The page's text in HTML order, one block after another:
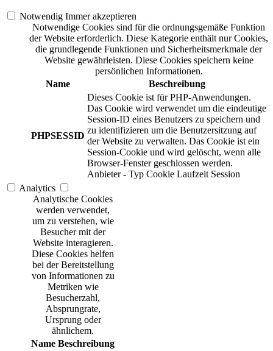
Notwendig Immer akzeptieren
Notwendige Cookies sind für die ordnungsgemäße Funktion
der Website erforderlich. Diese Kategorie enthält nur Cookies,
die grundlegende Funktionen und Sicherheitsmerkmale der
Website gewährleisten. Diese Cookies speichern keine
persönlichen Informationen.
Name
Beschreibung
PHPSESSID
Dieses Cookie ist für PHP-Anwendungen.
Das Cookie wird verwendet um die eindeutige
Session-ID eines Benutzers zu speichern und
zu identifizieren um die Benutzersitzung auf
der Website zu verwalten. Das Cookie ist ein
Session-Cookie und wird gelöscht, wenn alle
Browser-Fenster geschlossen werden.
Anbieter - Typ Cookie Laufzeit Session
Analytics
Analytische Cookies
werden verwendet,
um zu verstehen, wie
Besucher mit der
Website interagieren.
Diese Cookies helfen
bei der Bereitstellung
von Informationen zu
Metriken wie
Besucherzahl,
Absprungrate,
Ursprung oder
ähnlichem.
Name Beschreibung